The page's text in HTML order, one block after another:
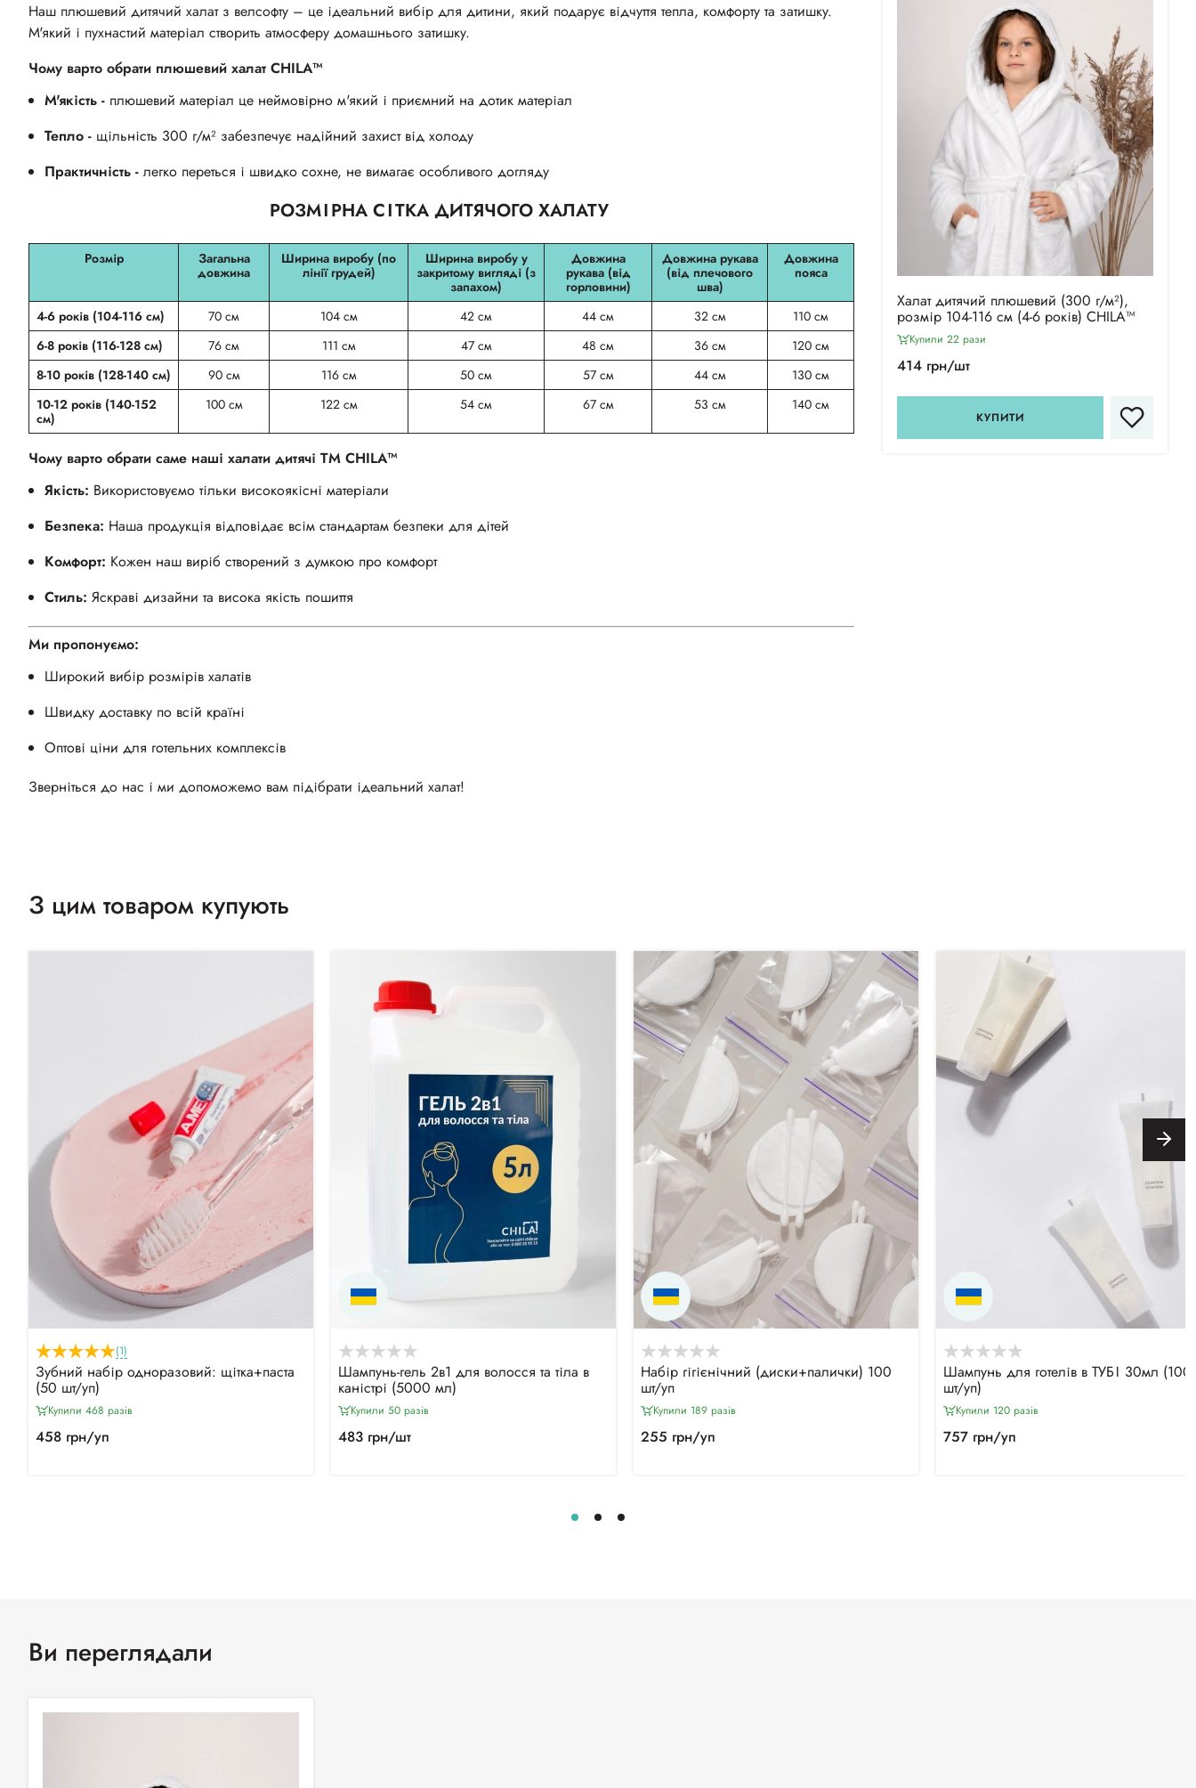
Наш плюшевий дитячий халат з велсофту – це ідеальний вибір для дитини, який подарує відчуття тепла, комфорту та затишку.
М'який і пухнастий матеріал створить атмосферу домашнього затишку.
Чому варто обрати плюшевий халат CHILA™
М'якість - плюшевий матеріал це неймовірно м'який і приємний на дотик матеріал
Тепло - щільність 300 г/м² забезпечує надійний захист від холоду
Практичність - легко переться і швидко сохне, не вимагає особливого догляду
РОЗМІРНА СІТКА ДИТЯЧОГО ХАЛАТУ
Розмір
Загальна
довжина
Ширина виробу (по
лінії грудей)
Ширина виробу у
закритому вигляді (з
запахом)
Довжина
рукава (від
горловини)
Довжина рукава
(від плечового
шва)
Довжина
пояса
4-6 років (104-116 см) 70 см 104 см 42 см 44 см 32 см
110 см
6-8 років (116-128 см)
76 см 111 см 47 см 48 см 36 см
120 см
8-10 років (128-140 см)
90 см 116 см 50 см 57 см 44 см
130 см
10-12 років (140-152
см)
100 см 122 см 54 см 67 см 53 см 140 см
Чому варто обрати саме наші халати дитячі ТМ CHILA™
Якість: Використовуємо тільки високоякісні матеріали
Безпека: Наша продукція відповідає всім стандартам безпеки для дітей
Комфорт: Кожен наш виріб створений з думкою про комфорт
Стиль: Яскраві дизайни та висока якість пошиття
Ми пропонуємо:
Широкий вибір розмірів халатів
Швидку доставку по всій країні
Оптові ціни для готельних комплексів
Зверніться до нас і ми допоможемо вам підібрати ідеальний халат!
Халат дитячий плюшевий (300 г/м²),
розмір 104-116 см (4-6 років) CHILA™
Купили 22 рази
414 грн/шт
КУПИТИ
З цим товаром купують
(1)
Зубний набір одноразовий: щітка+паста
(50 шт/уп)
Купили 468 разiв
458 грн/уп
Шампунь-гель 2в1 для волосся та тіла в
каністрі (5000 мл)
Купили 50 разiв
483 грн/шт
Набір гігієнічний (диски+палички) 100
шт/уп
Купили 189 разiв
255 грн/уп
Шампунь для готелів в ТУБІ 30мл (100
шт/уп)
Купили 120 разiв
757 грн/уп
Ви переглядали